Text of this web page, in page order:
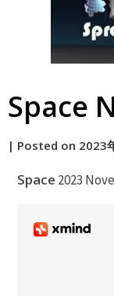
Space
by
| Posted on 2023
Space 2023